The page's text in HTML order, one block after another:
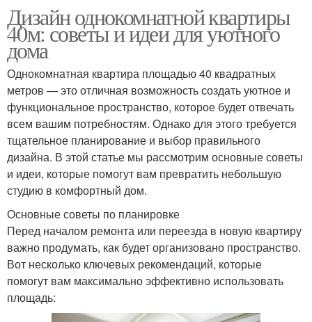
Дизайн однокомнатной квартиры
40м: советы и идеи для уютного
дома
Однокомнатная квартира площадью 40 квадратных
метров — это отличная возможность создать уютное и
функциональное пространство, которое будет отвечать
всем вашим потребностям. Однако для этого требуется
тщательное планирование и выбор правильного
дизайна. В этой статье мы рассмотрим основные советы
и идеи, которые помогут вам превратить небольшую
студию в комфортный дом.
Основные советы по планировке
Перед началом ремонта или переезда в новую квартиру
важно продумать, как будет организовано пространство.
Вот несколько ключевых рекомендаций, которые
помогут вам максимально эффективно использовать
площадь: